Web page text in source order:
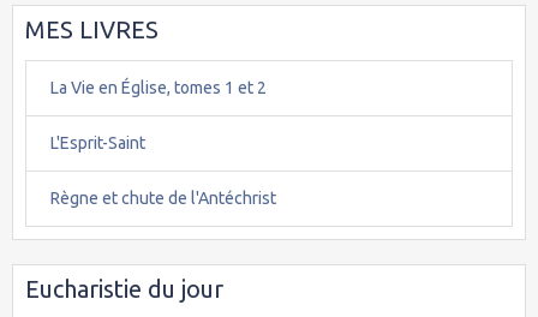
MES LIVRES
La Vie en Église, tomes 1 et 2
L'Esprit-Saint
Règne et chute de l'Antéchrist
Eucharistie du jour